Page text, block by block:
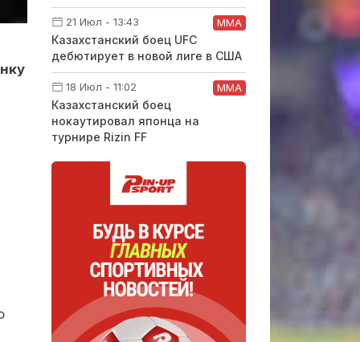
21 Июл - 13:43 ММА
Казахстанский боец UFC
дебютирует в новой лиге в США
18 Июл - 11:02 ММА
Казахстанский боец
нокаутировал японца на
турнире Rizin FF